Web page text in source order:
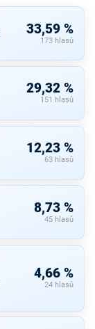
33,59 %
173 hlasů
29,32 %
151 hlasů
12,23 %
63 hlasů
8,73 %
45 hlasů
4,66 %
24 hlasů